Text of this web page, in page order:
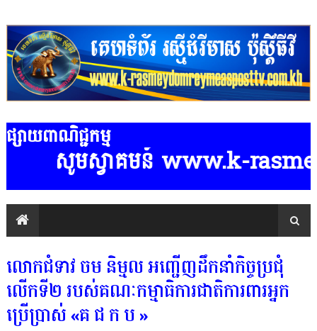
ផ្សាយពាណិជ្ជកម្ម
សូមស្វាគមន៍ www.k-
លោកជំទាវ ចម និម្មល អញ្ជើញដឹកនាំកិច្ចប្រជុំ
លើកទី២ របស់គណៈកម្មាធិការជាតិការពារអ្នក
ប្រើប្រាស់ «គ.ជ.ក.ប.»